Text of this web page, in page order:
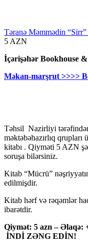
Təranə Məmmədin “Sirr”
5 AZN
İçərişəhər Bookhouse
Məkan-marşrut >>>>
Təhsil Nazirliyi
məktəbəhazırlıq
kitabı . Qiyməti 5 AZN
soruşa bilərsiniz.
Kitab “Mücrü”
edilmişdir.
Kitab hərf və rəqəmlər
ibarətdir.
Qiymət: 5 azn – Əlaqə:
İNDİ ZƏNG EDİN!